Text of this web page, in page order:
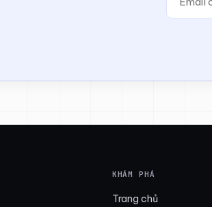
KHÁM PHÁ
Trang chủ